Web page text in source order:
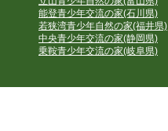
能登青少年交流の家(石川県)
若狭湾青少年自然の家(福井県)
中央青少年交流の家(静岡県)
乗鞍青少年交流の家(岐阜県)